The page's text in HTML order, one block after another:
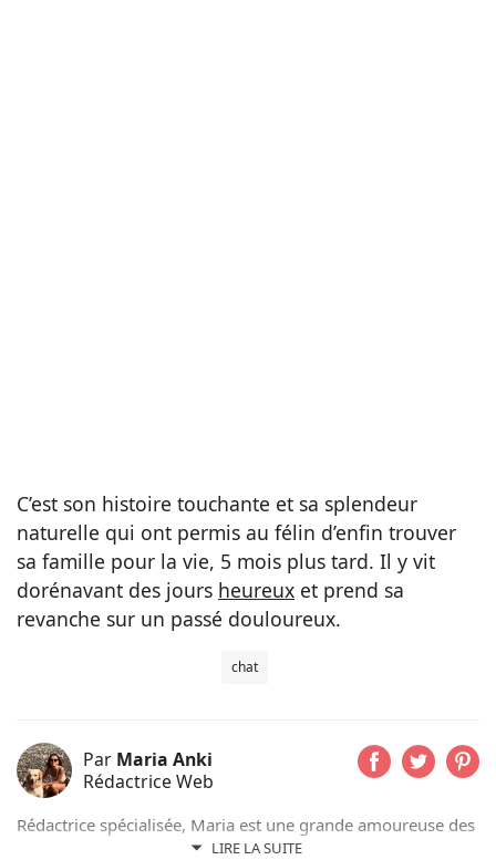
C’est son histoire touchante et sa splendeur
naturelle qui ont permis au félin d’enfin trouver
sa famille pour la vie, 5 mois plus tard. Il y vit
dorénavant des jours heureux et prend sa
revanche sur un passé douloureux.
chat
Par Maria Anki
Rédactrice Web
LIRE LA SUITE
Rédactrice spécialisée, Maria est une grande amoureuse des
animaux. Monkey, son Golden Retriever, partage son